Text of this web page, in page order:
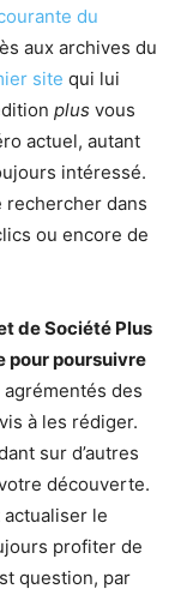
du
aux archives du
site qui lui
plus vous
actuel, autant
intéressé.
rechercher dans
ou encore de
de Société Plus
pour poursuivre
des
à les rédiger.
sur d’autres
découverte.
le
profiter de
question, par